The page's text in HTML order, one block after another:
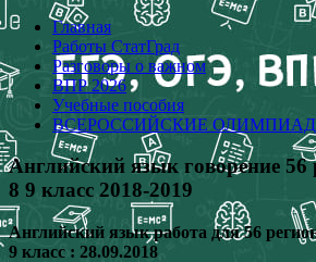
Главная
Работы СтатГрад
Разговоры о важном
ВПР 2026
Учебные пособия
ВСЕРОССИЙСКИЕ
Английский язык говорение 56
8 9 класс 2018-2019
Английский язык работа для 56
9 класс : 28.09.2018